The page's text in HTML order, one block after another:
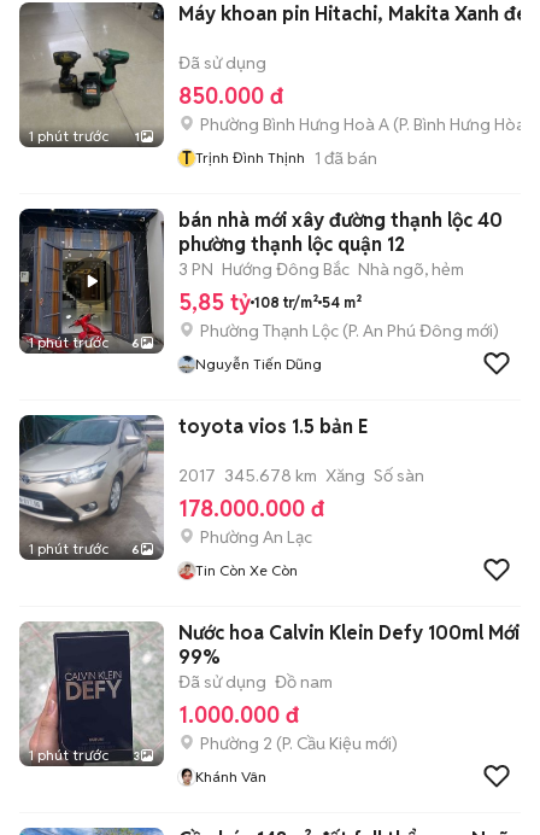
1 phút trước 1
Máy khoan pin Hitachi, Makita Xanh đen
Đã sử dụng
850.000 đ
Phường Bình Hưng Hoà A (P. Bình Hưng Hòa
T Trịnh Đình Thịnh 1 đã bán
1 phút trước 6
bán nhà mới xây đường thạnh lộc 40
phường thạnh lộc quận 12
3 PN Hướng Đông Bắc Nhà ngõ, hẻm
5,85 tỷ 108 tr/m² 54 m²
Phường Thạnh Lộc (P. An Phú Đông mới)
Nguyễn Tiến Dũng
1 phút trước 6
toyota vios 1.5 bản E
2017 345.678 km Xăng Số sàn
178.000.000 đ
Phường An Lạc
Tin Còn Xe Còn
1 phút trước 3
Nước hoa Calvin Klein Defy 100ml Mới
99%
Đã sử dụng Đồ nam
1.000.000 đ
Phường 2 (P. Cầu Kiệu mới)
Khánh Vân